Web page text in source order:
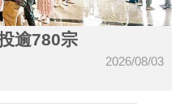
逾780宗
2026/08/03